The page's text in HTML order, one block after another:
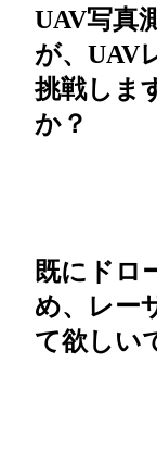
UAV写真
が、UAV
挑戦しま
か？
既にドロ
め、レー
て欲しい